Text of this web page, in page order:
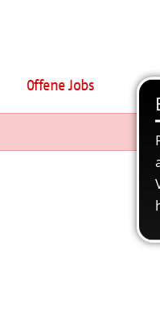
Offene Jobs